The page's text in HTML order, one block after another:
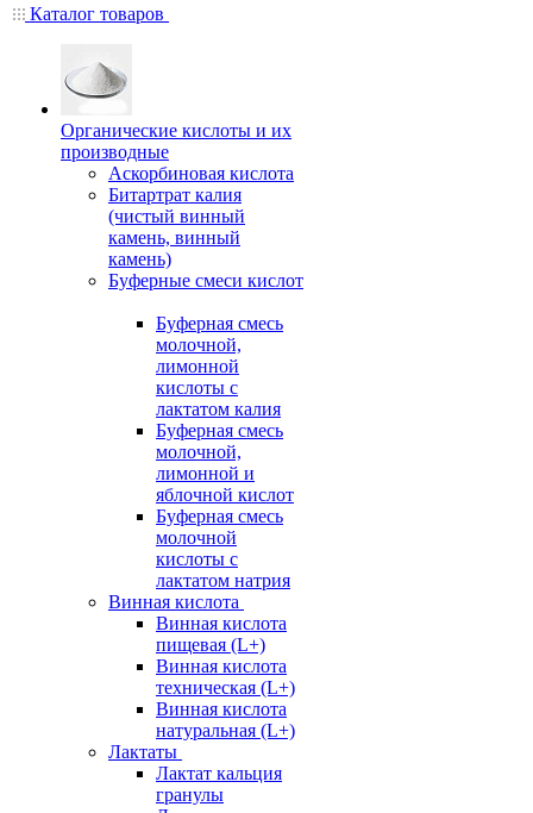
Каталог товаров
Органические кислоты и их
производные
Аскорбиновая кислота
Битартрат калия
(чистый винный
камень, винный
камень)
Буферные смеси кислот
Буферная смесь
молочной,
лимонной
кислоты с
лактатом калия
Буферная смесь
молочной,
лимонной и
яблочной кислот
Буферная смесь
молочной
кислоты с
лактатом натрия
Винная кислота
Винная кислота
пищевая (L+)
Винная кислота
техническая (L+)
Винная кислота
натуральная (L+)
Лактаты
Лактат кальция
гранулы